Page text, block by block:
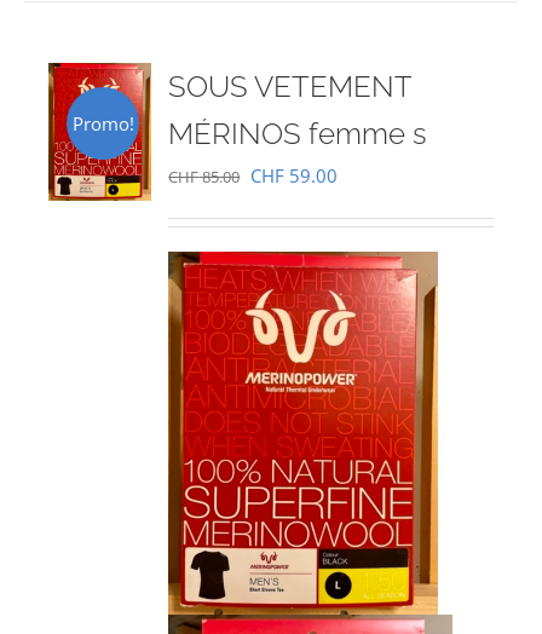
Promo!
SOUS VETEMENT
MÉRINOS femme s
CHF85.00 Le
initial
était :
CHF 85.00.
CHF 59.00
actuel
est :
CHF 59.00.